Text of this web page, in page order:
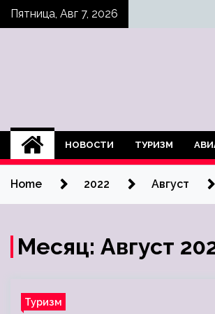
SkipПятница, Авг 7, 2026
НОВОСТИ ТУРИЗМ
Home 2022 Август
Месяц: Август
Туризм